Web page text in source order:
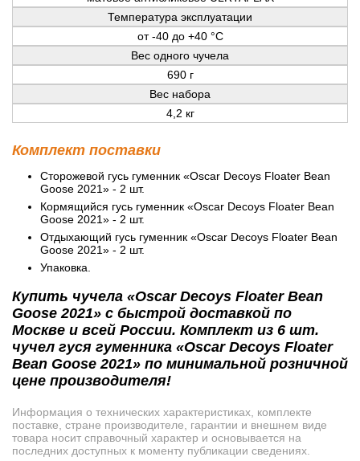
Температура эксплуатации
от -40 до +40 °C
Вес одного чучела
690 г
Вес набора
4,2 кг
Комплект поставки
Сторожевой гусь гуменник «Oscar Decoys Floater Bean
Goose 2021» - 2 шт.
Кормящийся гусь гуменник «Oscar Decoys Floater Bean
Goose 2021» - 2 шт.
Отдыхающий гусь гуменник «Oscar Decoys Floater Bean
Goose 2021» - 2 шт.
Упаковка.
Купить чучела «Oscar Decoys Floater Bean
Goose 2021» с быстрой доставкой по
Москве и всей России. Комплект из 6 шт.
чучел гуся гуменника «Oscar Decoys Floater
Bean Goose 2021» по минимальной розничной
цене производителя!
Информация о технических характеристиках, комплекте
поставке, стране производителе, гарантии и внешнем виде
товара носит справочный характер и основывается на
последних доступных к моменту публикации сведениях.